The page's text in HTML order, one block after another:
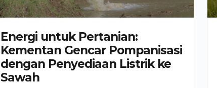
Energi untuk Pertanian:
Kementan Gencar Pompanisasi
dengan Penyediaan Listrik ke
Sawah